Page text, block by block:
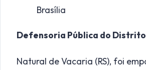
Brasília
Defensoria Pública do Distrito
Natural de Vacaria (RS), foi